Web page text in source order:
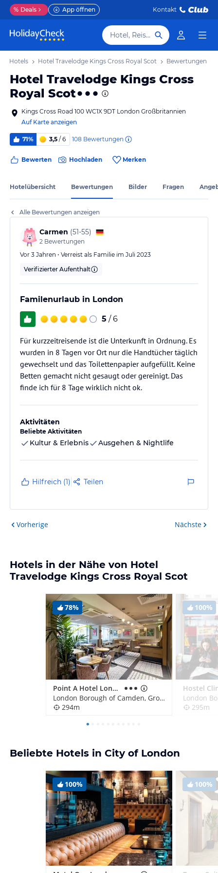
% Deals App öffnen Kontakt
Hotel, Reiseziel
Hotels Hotel Travelodge Kings Cross Royal Scot Bewertungen
Hotel Travelodge Kings Cross
Royal Scot
Kings Cross Road 100 WC1X 9DT London Großbritannien
Auf Karte anzeigen
71% 3,5 / 6 108 Bewertungen
Bewerten Hochladen Merken
Hotelübersicht Bewertungen Bilder Fragen
Alle Bewertungen anzeigen
Carmen (51-55)
2 Bewertungen
Vor 3 Jahren • Verreist als Familie im Juli 2023
Verifizierter Aufenthalt
Familenurlaub in London
5 / 6
Für kurzzeitreisende ist die Unterkunft in Ordnung. Es
wurden in 8 Tagen vor Ort nur die Handtücher täglich
gewechselt und das Toilettenpapier aufgefüllt. Keine
Betten gemacht nicht gesaugt oder gereinigt. Das
finde ich für 8 Tage wirklich nicht ok.
Aktivitäten
Beliebte Aktivitäten
Kultur & Erlebnis Ausgehen & Nightlife
Hilfreich (1) Teilen
Vorherige Nächste
Hotels in der Nähe von Hotel
Travelodge Kings Cross Royal Scot
78%
Point A Hotel London Kings Cross - St Pancras
London Borough of Camden, Großbritannien
294m
100%
Hostel
295m
Beliebte Hotels in City of London
100% 100%